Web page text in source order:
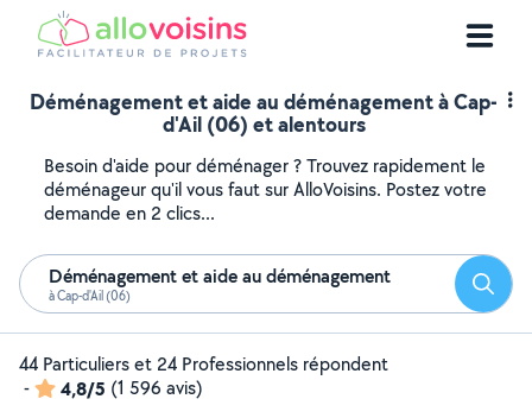
Déménagement et aide au déménagement à Cap-
d'Ail (06) et alentours
Besoin d'aide pour déménager ? Trouvez rapidement le
déménageur qu'il vous faut sur AlloVoisins. Postez votre
demande en 2 clics...
Déménagement et aide au déménagement
à Cap-d'Ail (06)
44 Particuliers et 24 Professionnels répondent
-
4,8/5 (1 596 avis)